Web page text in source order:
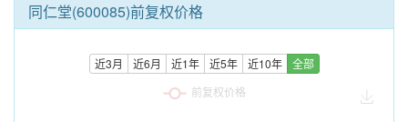
同仁堂(600085)前复权价格
近3月 近6月 近1年 近5年 近10年 全部